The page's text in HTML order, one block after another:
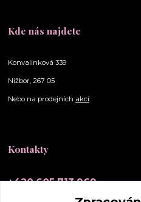
Kde nás najdete
Konvalinková 339
Nižbor, 267 05
Nebo na prodejních akcí
Kontakty
+420 605 713 969